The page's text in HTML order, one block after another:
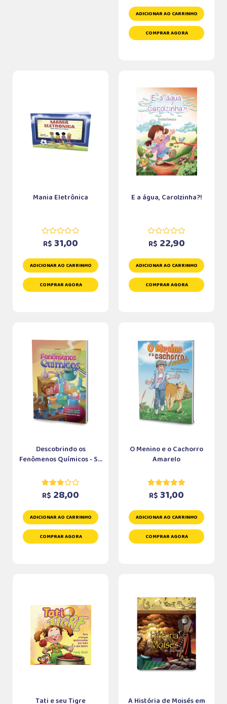
ADICIONAR AO CARRINHO
COMPRAR AGORA
Mania Eletrônica
R$ 31,00
ADICIONAR AO CARRINHO
COMPRAR AGORA
E a água, Carolzinha?!
R$ 22,90
ADICIONAR AO CARRINHO
COMPRAR AGORA
Descobrindo os
Fenômenos Químicos - S...
R$ 28,00
ADICIONAR AO CARRINHO
COMPRAR AGORA
O Menino e o Cachorro
Amarelo
R$ 31,00
ADICIONAR AO CARRINHO
COMPRAR AGORA
Tati e seu Tigre A História de Moisés em